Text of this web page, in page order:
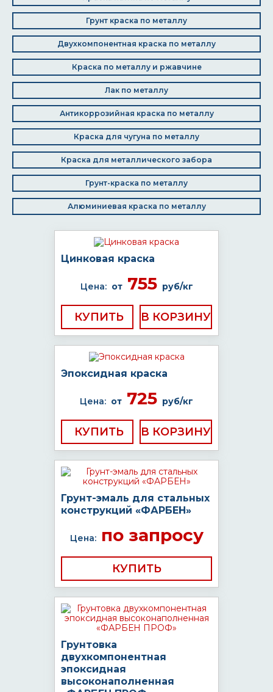
Грунт краска по металлу
Двухкомпонентная краска по металлу
Краска по металлу и ржавчине
Лак по металлу
Антикоррозийная краска по металлу
Краска для чугуна по металлу
Краска для металлического забора
Грунт-краска по металлу
Алюминиевая краска по металлу
Цинковая краска
Цена: от755 руб/кг
КУПИТЬ
Эпоксидная краска
Цена: от 725 руб/кг
КУПИТЬ
Грунт-эмаль для стальных
конструкций «ФАРБЕН»
Цена:по запросу
КУПИТЬ
Грунтовка
двухкомпонентная
эпоксидная
высоконаполненная